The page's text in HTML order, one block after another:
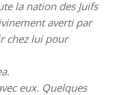
la nation des Juifs
averti par
chez lui pour
eux. Quelques